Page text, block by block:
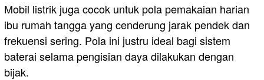
Mobil listrik juga cocok untuk pola pemakaian harian
ibu rumah tangga yang cenderung jarak pendek dan
frekuensi sering. Pola ini justru ideal bagi sistem
baterai selama pengisian daya dilakukan dengan
bijak.